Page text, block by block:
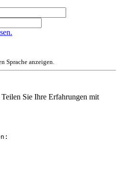
Sprache anzeigen.
Sie Ihre Erfahrungen mit